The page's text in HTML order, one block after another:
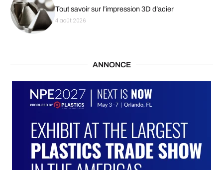
Tout savoir sur l’impression 3D d’acier
4 août 2026
ANNONCE